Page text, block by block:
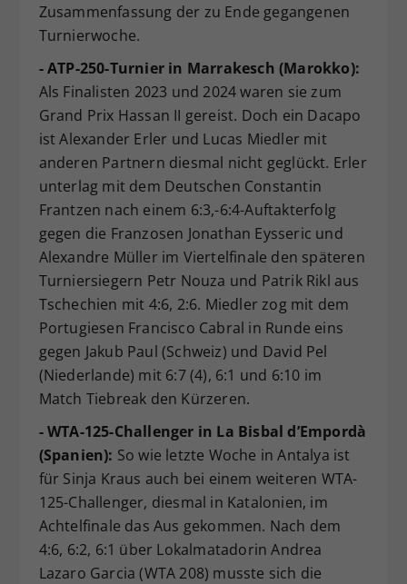
Zusammenfassung der zu Ende gegangenen
Turnierwoche.
- ATP-250-Turnier in Marrakesch (Marokko):
Als Finalisten 2023 und 2024 waren sie zum
Grand Prix Hassan II gereist. Doch ein Dacapo
ist Alexander Erler und Lucas Miedler mit
anderen Partnern diesmal nicht geglückt. Erler
unterlag mit dem Deutschen Constantin
Frantzen nach einem 6:3,-6:4-Auftakterfolg
gegen die Franzosen Jonathan Eysseric und
Alexandre Müller im Viertelfinale den späteren
Turniersiegern Petr Nouza und Patrik Rikl aus
Tschechien mit 4:6, 2:6. Miedler zog mit dem
Portugiesen Francisco Cabral in Runde eins
gegen Jakub Paul (Schweiz) und David Pel
(Niederlande) mit 6:7 (4), 6:1 und 6:10 im
Match Tiebreak den Kürzeren.
- WTA-125-Challenger in La Bisbal d’Empordà
(Spanien): So wie letzte Woche in Antalya ist
für Sinja Kraus auch bei einem weiteren WTA-
125-Challenger, diesmal in Katalonien, im
Achtelfinale das Aus gekommen. Nach dem
4:6, 6:2, 6:1 über Lokalmatadorin Andrea
Lazaro Garcia (WTA 208) musste sich die